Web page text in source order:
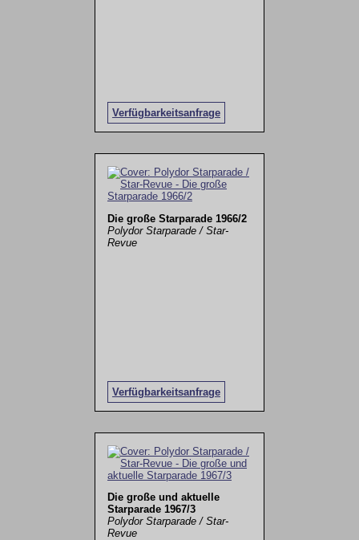
Verfügbarkeitsanfrage
Die große Starparade 1966/2
Polydor Starparade / Star-
Revue
Verfügbarkeitsanfrage
Die große und aktuelle
Starparade 1967/3
Polydor Starparade / Star-
Revue